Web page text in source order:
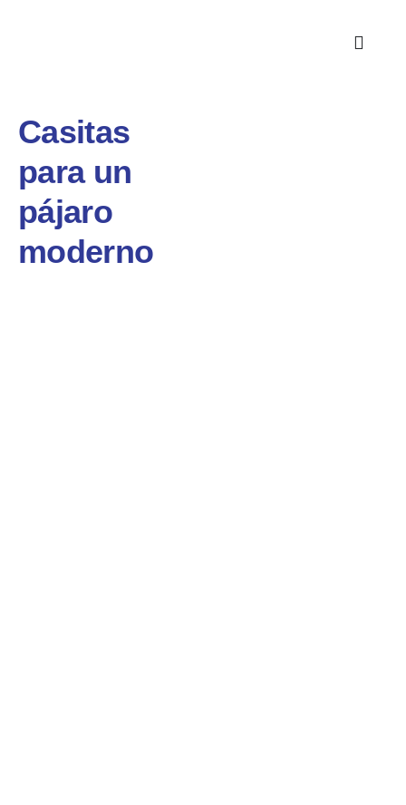
Casitas
para un
pájaro
moderno